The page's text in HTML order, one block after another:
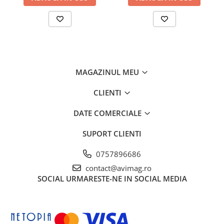
Ciocane si dalti
Clesti si patenti
Scule multifunctionale si accesorii
Unelte & Depozitare
Materiale de constructii
Accesorii echipamente pentru
transport si ridicat
Accesorii usi
Tip produs: bujie motor benzină
Compatibilă cu motoare în 2 timpi
Compatibilă cu modele Stihl și Husqvarna compatibile
MAGAZINUL MEU
CLIENTI
DATE COMERCIALE
SUPORT CLIENTI
0757896686
contact@avimag.ro
SOCIAL URMARESTE-NE IN SOCIAL MEDIA